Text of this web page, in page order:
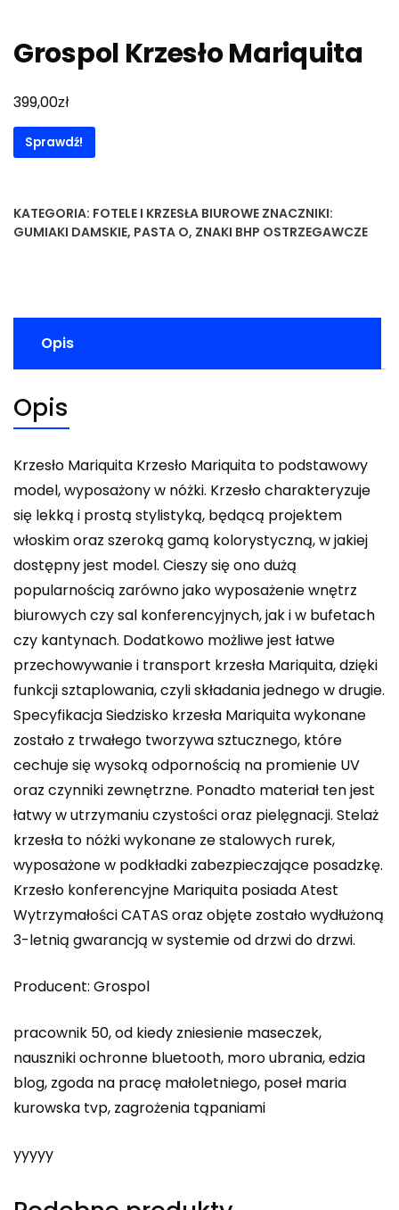
Grospol Krzesło Mariquita
399,00zł
Sprawdź!
KATEGORIA: FOTELE I KRZESŁA BIUROWE ZNACZNIKI:
GUMIAKI DAMSKIE, PASTA O, ZNAKI BHP OSTRZEGAWCZE
Opis
Opis
Krzesło Mariquita Krzesło Mariquita to podstawowy
model, wyposażony w nóżki. Krzesło charakteryzuje
się lekką i prostą stylistyką, będącą projektem
włoskim oraz szeroką gamą kolorystyczną, w jakiej
dostępny jest model. Cieszy się ono dużą
popularnością zarówno jako wyposażenie wnętrz
biurowych czy sal konferencyjnych, jak i w bufetach
czy kantynach. Dodatkowo możliwe jest łatwe
przechowywanie i transport krzesła Mariquita, dzięki
funkcji sztaplowania, czyli składania jednego w drugie.
Specyfikacja Siedzisko krzesła Mariquita wykonane
zostało z trwałego tworzywa sztucznego, które
cechuje się wysoką odpornością na promienie UV
oraz czynniki zewnętrzne. Ponadto materiał ten jest
łatwy w utrzymaniu czystości oraz pielęgnacji. Stelaż
krzesła to nóżki wykonane ze stalowych rurek,
wyposażone w podkładki zabezpieczające posadzkę.
Krzesło konferencyjne Mariquita posiada Atest
Wytrzymałości CATAS oraz objęte zostało wydłużoną
3-letnią gwarancją w systemie od drzwi do drzwi.
Producent: Grospol
pracownik 50, od kiedy zniesienie maseczek,
nauszniki ochronne bluetooth, moro ubrania, edzia
blog, zgoda na pracę małoletniego, poseł maria
kurowska tvp, zagrożenia tąpaniami
yyyyy